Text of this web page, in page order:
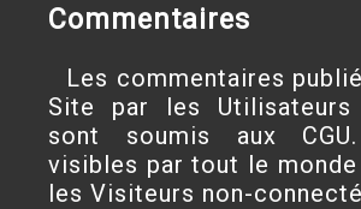
Commentaires
Les commentaires
Site par les Utilisateurs
sont soumis aux
visibles par tout le
les Visiteurs non-